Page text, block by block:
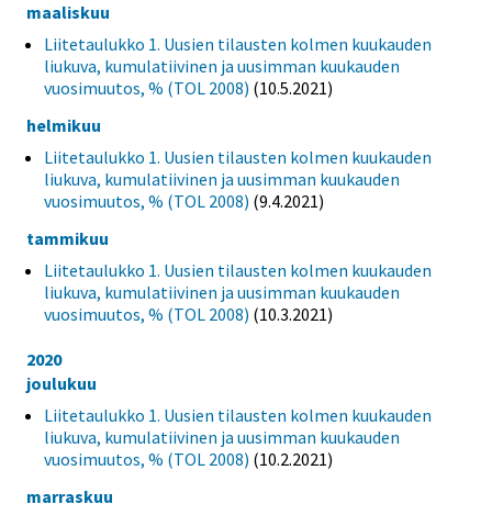
maaliskuu
Liitetaulukko 1. Uusien tilausten kolmen kuukauden
liukuva, kumulatiivinen ja uusimman kuukauden
vuosimuutos, % (TOL 2008) (10.5.2021)
helmikuu
Liitetaulukko 1. Uusien tilausten kolmen kuukauden
liukuva, kumulatiivinen ja uusimman kuukauden
vuosimuutos, % (TOL 2008) (9.4.2021)
tammikuu
Liitetaulukko 1. Uusien tilausten kolmen kuukauden
liukuva, kumulatiivinen ja uusimman kuukauden
vuosimuutos, % (TOL 2008) (10.3.2021)
2020
joulukuu
Liitetaulukko 1. Uusien tilausten kolmen kuukauden
liukuva, kumulatiivinen ja uusimman kuukauden
vuosimuutos, % (TOL 2008) (10.2.2021)
marraskuu